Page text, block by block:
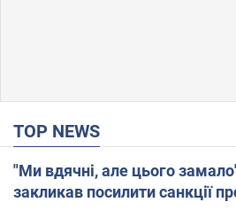
TOP NEWS
"Ми вдячні, але цього
закликав посилити санкції